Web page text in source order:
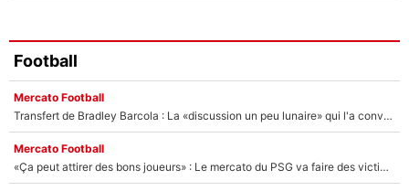
Football
Mercato Football
Transfert de Bradley Barcola : La «discussion un peu lunaire» qui l'a convaincu de quitter le PSG, son entourage est pointé du doigt
Mercato Football
«Ça peut attirer des bons joueurs» : Le mercato du PSG va faire des victimes dans l'effectif de Luis Enrique ?